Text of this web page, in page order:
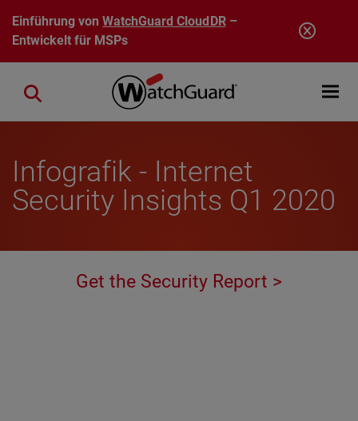
Direkt zum Inhalt
Einführung vonWatchGuard CloudDR–
Entwickelt für MSPs
Open
Close search
Infografik - Internet
Security Insights Q1 2020
Get the Security Report >